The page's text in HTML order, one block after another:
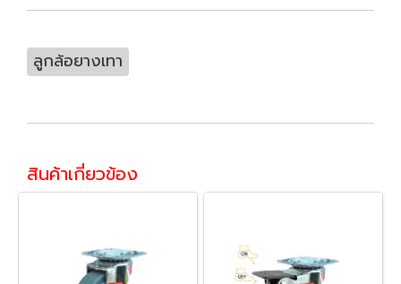
ลูกล้อยางเทา
สินค้าเกี่ยวข้อง